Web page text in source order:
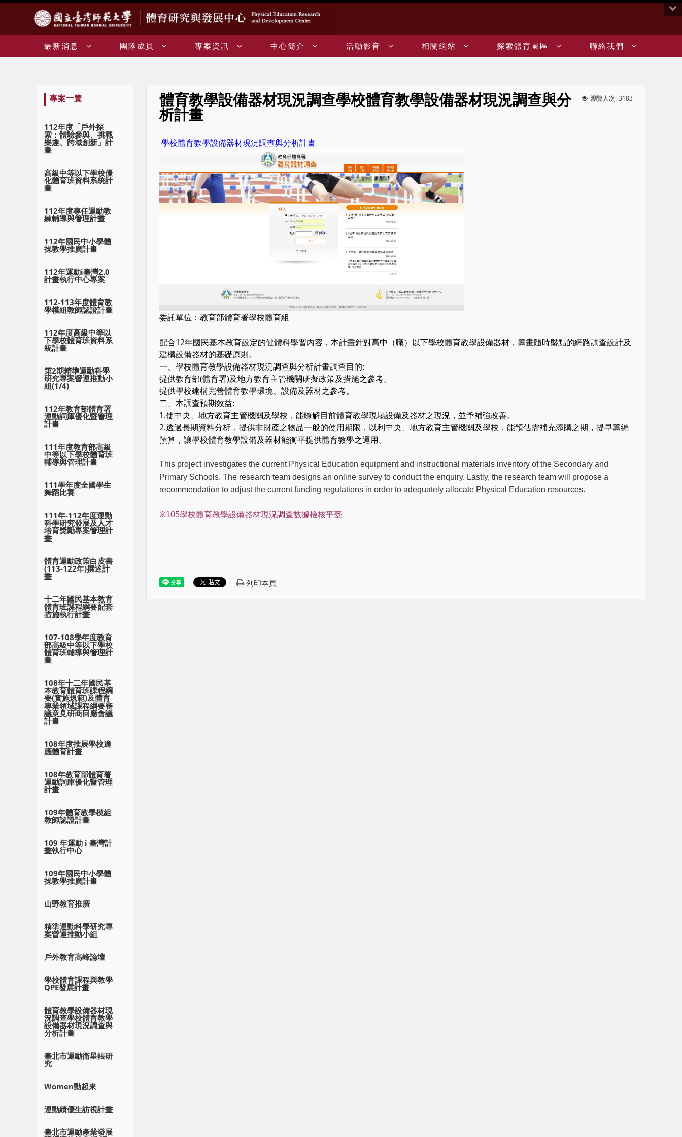
最新消息 團隊成員 專案資訊 中心簡介 活動影音 相關網站 探索體育園區 聯絡我們
專案一覽
112年度「戶外探
索：體驗參與、挑戰
樂趣、跨域創新」計
畫
高級中等以下學校優
化體育班資料系統計
畫
112年度專任運動教
練輔導與管理計畫
112年國民中小學體
操教學推廣計畫
112年運動i臺灣2.0
計畫執行中心專案
112-113年度體育教
學模組教師認證計畫
112年度高級中等以
下學校體育班資料系
統計畫
第2期精準運動科學
研究專案營運推動小
組(1/4)
112年教育部體育署
運動詞庫優化暨管理
計畫
111年度教育部高級
中等以下學校體育班
輔導與管理計畫
111學年度全國學生
舞蹈比賽
111年-112年度運動
科學研究發展及人才
培育獎勵專案管理計
畫
體育運動政策白皮書
(113-122年)撰述計
畫
十二年國民基本教育
體育班課程綱要配套
措施執行計畫
107-108學年度教育
部高級中等以下學校
體育班輔導與管理計
畫
108年十二年國民基
本教育體育班課程綱
要(實施規範)及體育
專業領域課程綱要審
議意見研商回應會議
計畫
108年度推展學校適
應體育計畫
108年教育部體育署
運動詞庫優化暨管理
計畫
109年體育教學模組
教師認證計畫
109 年運動 i 臺灣計
畫執行中心
109年國民中小學體
操教學推廣計畫
山野教育推廣
精準運動科學研究專
案營運推動小組
戶外教育高峰論壇
學校體育課程與教學
QPE發展計畫
體育教學設備器材現
況調查學校體育教學
設備器材現況調查與
分析計畫
臺北市運動衛星帳研
究
Women動起來
運動績優生訪視計畫
臺北市運動產業發展
瀏覽人次: 3183
體育教學設備器材現況調查學校體育教學設備器材現況調查與分
析計畫
學校體育教學設備器材現況調查與分析計畫
委託單位： 教育部體育署學校體育組
配合12年國民基本教育設定的健體科學習內容，本計畫針對高中（職）以下學校體育教學設備器材，籌畫隨時盤點的網路調查設計及
建構設備器材的基礎原則。
一、學校體育教學設備器材現況調查與分析計畫調查目的:
提供教育部(體育署)及地方教育主管機關研擬政策及措施之參考。
提供學校建構完善體育教學環境、設備及器材之參考。
二、本調查預期效益:
1.使中央、地方教育主管機關及學校，能瞭解目前體育教學現場設備及器材之現況，並予補強改善。
2.透過長期資料分析，提供非財產之物品一般的使用期限，以利中央、地方教育主管機關及學校，能預估需補充添購之期，提早籌編
預算，讓學校體育教學設備及器材能衡平提供體育教學之運用。
This project investigates the current Physical Education equipment and instructional materials inventory of the Secondary and
Primary Schools. The research team designs an online survey to conduct the enquiry. Lastly, the research team will propose a
recommendation to adjust the current funding regulations in order to adequately allocate Physical Education resources.
※105學校體育教學設備器材現況調查數據檢核平臺
列印本頁